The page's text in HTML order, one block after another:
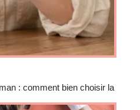
: comment bien choisir la